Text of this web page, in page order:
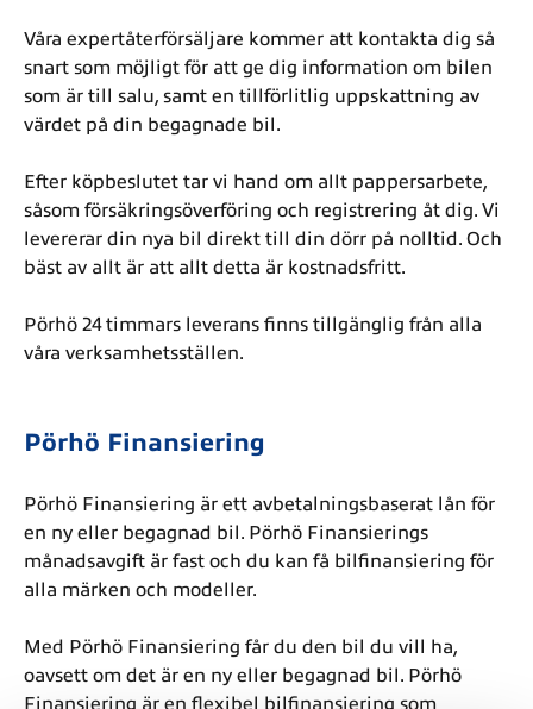
Våra expertåterförsäljare kommer att kontakta dig så
snart som möjligt för att ge dig information om bilen
som är till salu, samt en tillförlitlig uppskattning av
värdet på din begagnade bil.
Efter köpbeslutet tar vi hand om allt pappersarbete,
såsom försäkringsöverföring och registrering åt dig. Vi
levererar din nya bil direkt till din dörr på nolltid. Och
bäst av allt är att allt detta är kostnadsfritt.
Pörhö 24 timmars leverans finns tillgänglig från alla
våra verksamhetsställen.
Pörhö Finansiering
Pörhö Finansiering är ett avbetalningsbaserat lån för
en ny eller begagnad bil. Pörhö Finansierings
månadsavgift är fast och du kan få bilfinansiering för
alla märken och modeller.
Med Pörhö Finansiering får du den bil du vill ha,
oavsett om det är en ny eller begagnad bil. Pörhö
Finansiering är en flexibel bilfinansiering som